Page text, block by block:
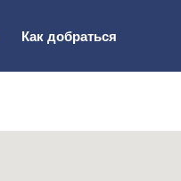
Как добраться